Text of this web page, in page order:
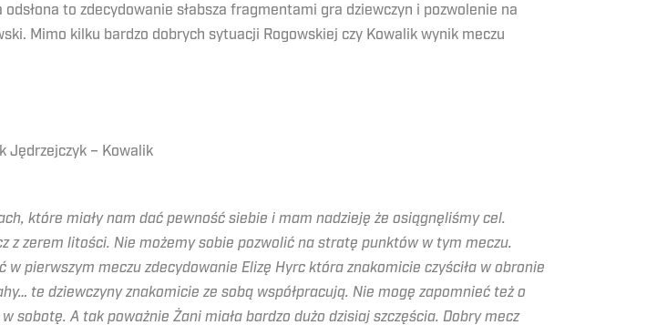
to zdecydowanie słabsza fragmentami gra dziewczyn i pozwolenie na
Mimo kilku bardzo dobrych sytuacji Rogowskiej czy Kowalik wynik meczu
Jędrzejczyk – Kowalik
które miały nam dać pewność siebie i mam nadzieję że osiągnęliśmy cel.
z zerem litości. Nie możemy sobie pozwolić na stratę punktów w tym meczu.
pierwszym meczu zdecydowanie Elizę Hyrc która znakomicie czyściła w obronie
te dziewczyny znakomicie ze sobą współpracują. Nie mogę zapomnieć też o
A tak poważnie Żani miała bardzo dużo dzisiaj szczęścia. Dobry mecz